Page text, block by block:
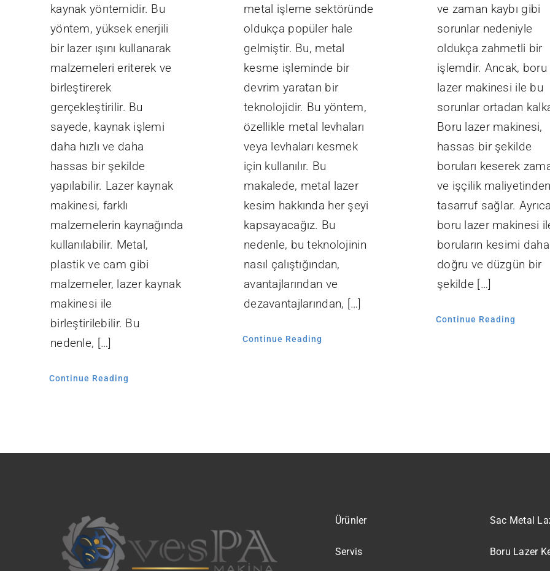
kaynak yöntemidir. Bu
yöntem, yüksek enerjili
bir lazer ışını kullanarak
malzemeleri eriterek ve
birleştirerek
gerçekleştirilir. Bu
sayede, kaynak işlemi
daha hızlı ve daha
hassas bir şekilde
yapılabilir. Lazer kaynak
makinesi, farklı
malzemelerin kaynağında
kullanılabilir. Metal,
plastik ve cam gibi
malzemeler, lazer kaynak
makinesi ile
birleştirilebilir. Bu
nedenle, […]
Continue Reading
metal işleme sektöründe
oldukça popüler hale
gelmiştir. Bu, metal
kesme işleminde bir
devrim yaratan bir
teknolojidir. Bu yöntem,
özellikle metal levhaları
veya levhaları kesmek
için kullanılır. Bu
makalede, metal lazer
kesim hakkında her şeyi
kapsayacağız. Bu
nedenle, bu teknolojinin
nasıl çalıştığından,
avantajlarından ve
dezavantajlarından, […]
Continue Reading
ve zaman kaybı gibi
sorunlar nedeniyle
oldukça zahmetli bir
işlemdir. Ancak, boru
lazer makinesi ile bu
sorunlar ortadan
Boru lazer makinesi,
hassas bir şekilde
boruları keserek
ve işçilik maliyetinden
tasarruf sağlar.
boru lazer makinesi
boruların kesimi daha
doğru ve düzgün bir
şekilde […]
Continue Reading
Ürünler
Servis
Sac Metal
Boru Lazer